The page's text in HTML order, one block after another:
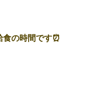
食の時間です⏰